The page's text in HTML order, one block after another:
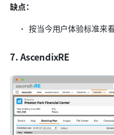
缺点：
按当今用户体验标准来
7. AscendixRE